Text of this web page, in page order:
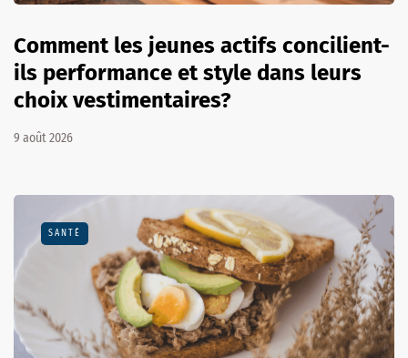
Comment les jeunes actifs concilient-
ils performance et style dans leurs
choix vestimentaires?
9 août 2026
SANTÉ